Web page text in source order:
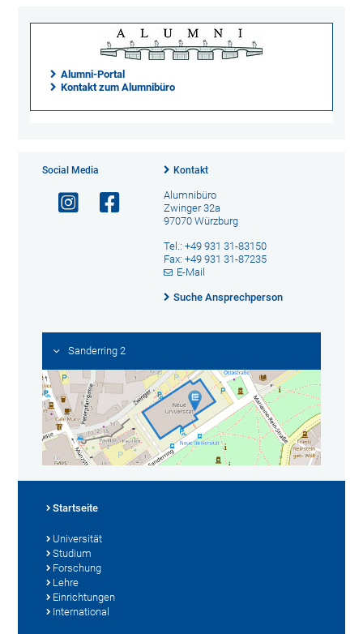
Alumni-Portal
Kontakt zum Alumnibüro
Social Media Kontakt
Alumnibüro
Zwinger 32a
97070 Würzburg
Tel.: +49 931 31-83150
Fax: +49 931 31-87235
E-Mail
Suche Ansprechperson
Sanderring 2
Startseite
Universität
Studium
Forschung
Lehre
Einrichtungen
International